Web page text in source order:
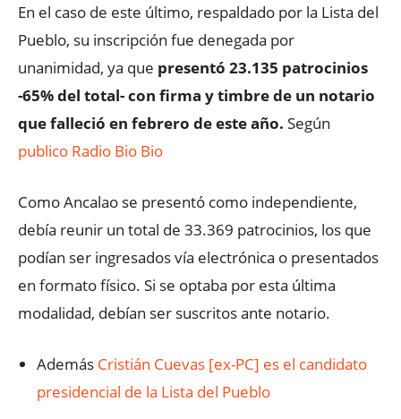
En el caso de este último, respaldado por la Lista del
Pueblo, su inscripción fue denegada por
unanimidad, ya que presentó 23.135 patrocinios
-65% del total- con firma y timbre de un notario
que falleció en febrero de este año. Según
publico Radio Bio Bio
Como Ancalao se presentó como independiente,
debía reunir un total de 33.369 patrocinios, los que
podían ser ingresados vía electrónica o presentados
en formato físico. Si se optaba por esta última
modalidad, debían ser suscritos ante notario.
Además Cristián Cuevas [ex-PC] es el candidato
presidencial de la Lista del Pueblo